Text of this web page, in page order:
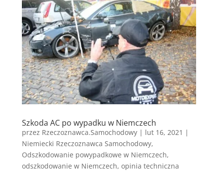
Szkoda AC po wypadku w Niemczech
przez Rzeczoznawca.Samochodowy| lut 16, 2021 |
Niemiecki Rzeczoznawca Samochodowy,
Odszkodowanie powypadkowe w Niemczech,
odszkodowanie w Niemczech, opinia techniczna